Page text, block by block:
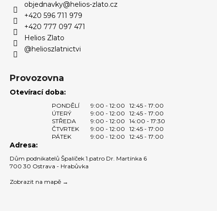
objednavky@helios-zlato.cz
+420 596 711 979
+420 777 097 471
Helios Zlato
@helioszlatnictvi
Provozovna
Otevírací doba:
PONDĚLÍ 9:00 - 12:00
12:45 - 17:00
ÚTERÝ
9:00 - 12:00
12:45 - 17:00
STŘEDA
9:00 - 12:00
14:00 - 17:30
ČTVRTEK
9:00 - 12:00
12:45 - 17:00
PÁTEK
9:00 - 12:00 12:45 - 17:00
Adresa:
Dům podnikatelů Špalíček 1.patro Dr. Martínka 6
700 30 Ostrava - Hrabůvka
Zobrazit na mapě →